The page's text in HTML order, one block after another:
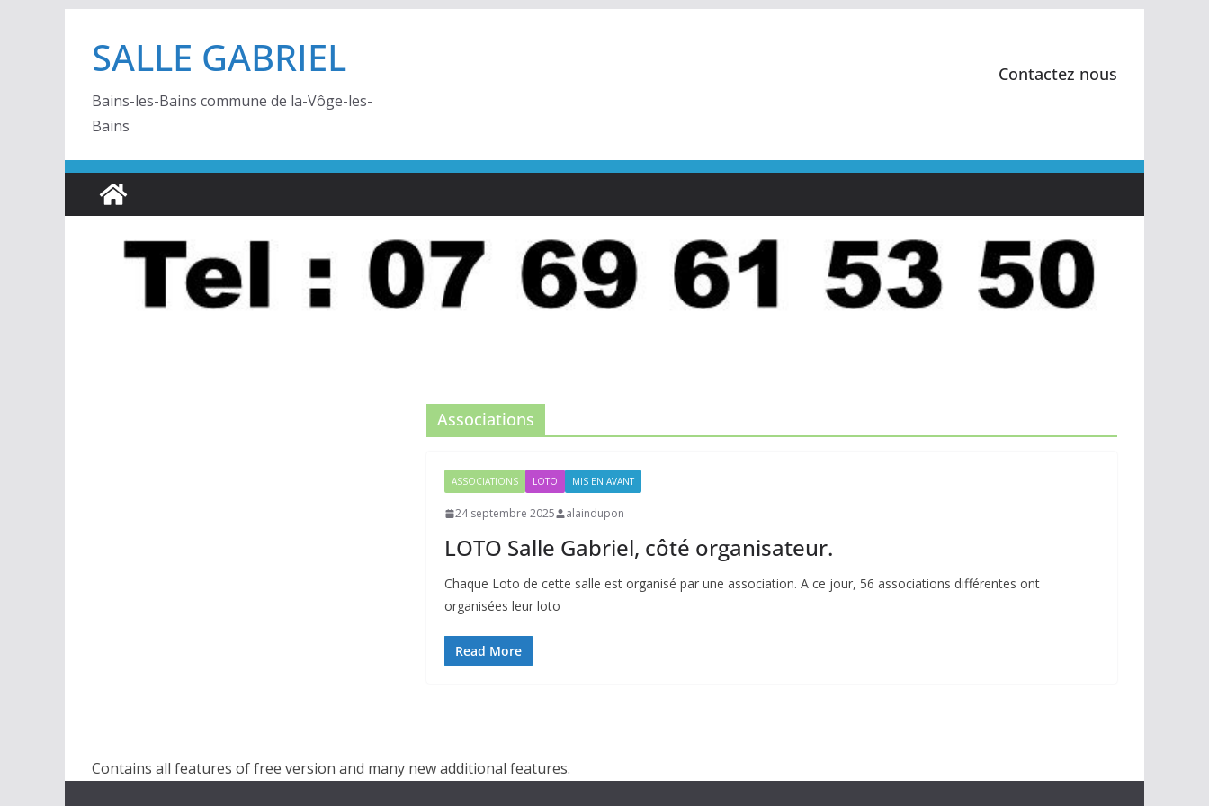
contenu
SALLE GABRIEL
Bains-les-Bains commune de la-Vôge-les-
Bains
Contactez nous
Associations
ASSOCIATIONS LOTO MIS EN AVANT
24 septembre 2025 alaindupon
LOTO Salle Gabriel, côté organisateur.
Chaque Loto de cette salle est organisé par une association. A ce jour, 56 associations différentes ont
organisées leur loto
Read More
Contains all features of free version and many new additional features.